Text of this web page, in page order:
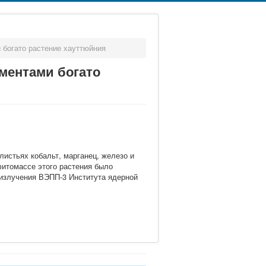
растение хауттюйния
богато
кобальт, марганец, железо и
этого растения было
ВЭПП-3 Института ядерной